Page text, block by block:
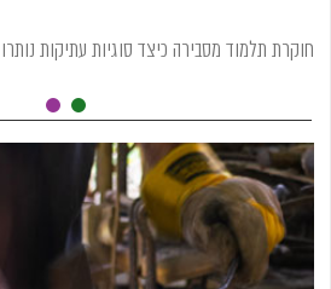
חוקרת תלמוד מסבירה כיצד סוגיות עתיקות